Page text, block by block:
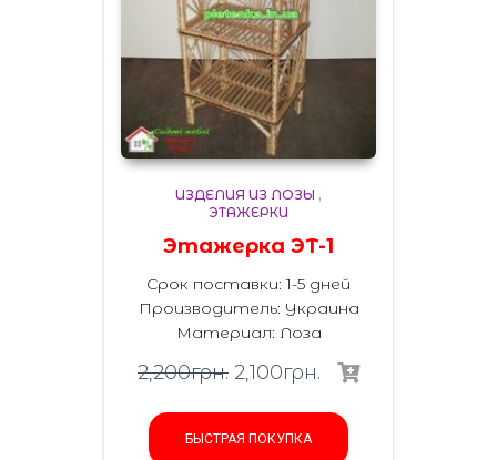
ИЗДЕЛИЯ ИЗ ЛОЗЫ ,
ЭТАЖЕРКИ
Этажерка ЭТ-1
Срок поставки: 1-5 дней
Производитель: Украина
Материал: Лоза
2,200грн. 2,100грн.
БЫСТРАЯ ПОКУПКА